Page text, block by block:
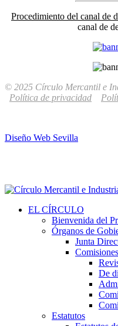
Procedimiento del canal de
canal de
© 2025 Círculo Mercantil e
Política de privacidad
Diseño Web Sevilla
EL CÍRCULO
Bienvenida del
Órganos de
Junta
Comisiones
De
Estatutos